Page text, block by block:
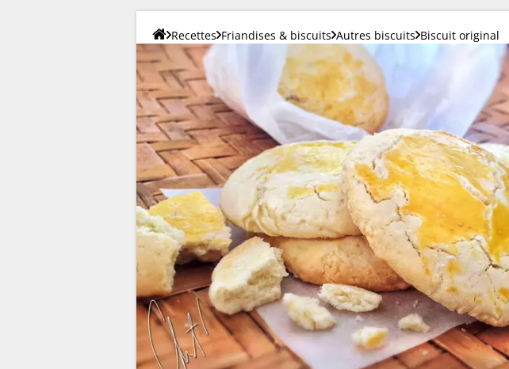
Recettes Friandises & biscuits Autres biscuits Biscuit original